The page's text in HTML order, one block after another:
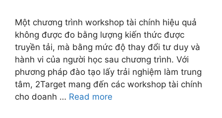
Một chương trình workshop tài chính hiệu quả
không được đo bằng lượng kiến thức được
truyền tải, mà bằng mức độ thay đổi tư duy và
hành vi của người học sau chương trình. Với
phương pháp đào tạo lấy trải nghiệm làm trung
tâm, 2Target mang đến các workshop tài chính
cho doanh … Read more